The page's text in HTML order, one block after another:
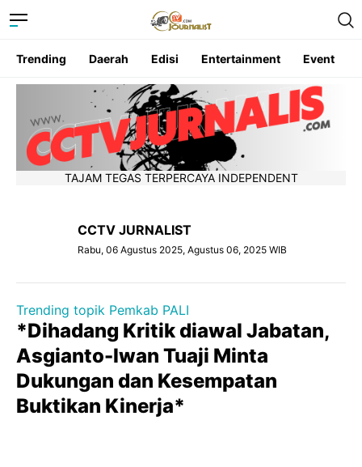
Trending Daerah Edisi Entertainment Event
TAJAM TEGAS TERPERCAYA INDEPENDENT
CCTV JURNALIST
Rabu, 06 Agustus 2025, Agustus 06, 2025 WIB
Trending topik Pemkab PALI
*Dihadang Kritik diawal Jabatan,
Asgianto-Iwan Tuaji Minta
Dukungan dan Kesempatan
Buktikan Kinerja*